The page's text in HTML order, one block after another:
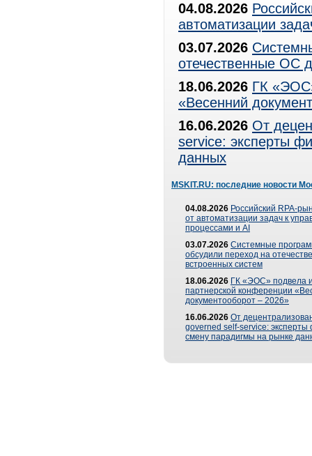
04.08.2026
автоматизации
03.07.2026
отечественные ОС
18.06.2026 ГК
«Весенний
16.06.2026 От
service: эксперты
данных
MSKIT.RU: последние новости
04.08.2026 Российский RPA-
от автоматизации задач к
процессами и AI
03.07.2026 Системные
обсудили переход на
встроенных систем
18.06.2026 ГК «ЭОС» подвела
партнерской конференции
документооборот – 2026»
16.06.2026 От
governed self-service: эксперты
смену парадигмы на рынке